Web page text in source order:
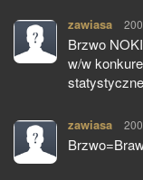
zawiasa
Brzwo
w/w
zawiasa